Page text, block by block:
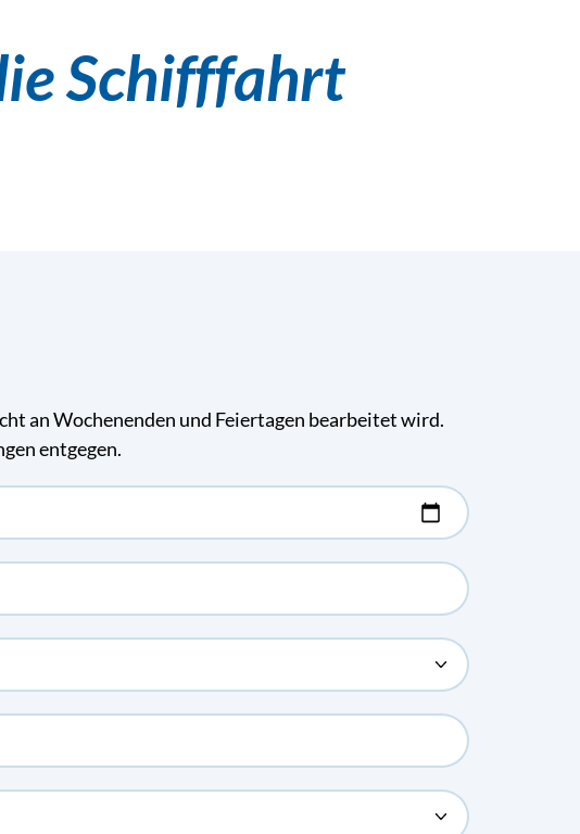
Schifffahrt
an Wochenenden und Feiertagen bearbeitet wird.
entgegen.